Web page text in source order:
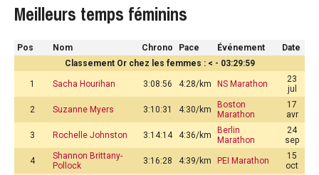
Meilleurs temps féminins
Pos Nom Chrono Pace Événement
Date
Classement Or chez les femmes : < - 03:29:59
1 Sacha Hourihan 3:08:56 4:28/km NS Marathon
23
jul
2 Suzanne Myers 3:10:31 4:30/km
Boston
Marathon
17
avr
3 Rochelle Johnston 3:14:14 4:36/km
Berlin
Marathon
24
sep
4
Shannon Brittany-
Pollock
3:16:28 4:39/km PEI Marathon
15
oct